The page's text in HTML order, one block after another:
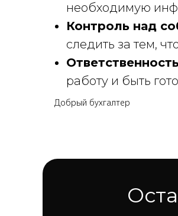
необходимую
Контроль над
следить за тем,
работу и быть
Добрый бухгалтер